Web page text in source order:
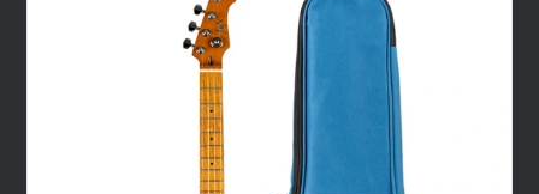
Month:
Mariana
Galbani
Flight
Artist